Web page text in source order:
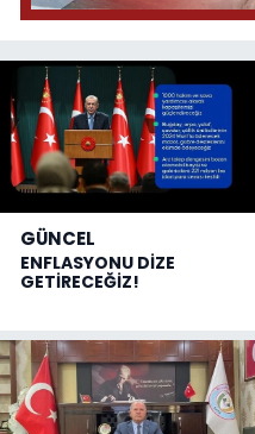
GÜNCEL
ENFLASYONU DİZE
GETİRECEĞİZ!